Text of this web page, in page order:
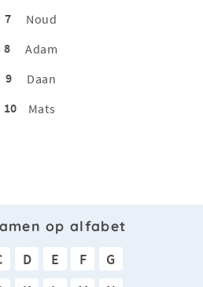
7
Noud
8
Adam
9
Daan
10
Mats
op alfabet
D E F
G